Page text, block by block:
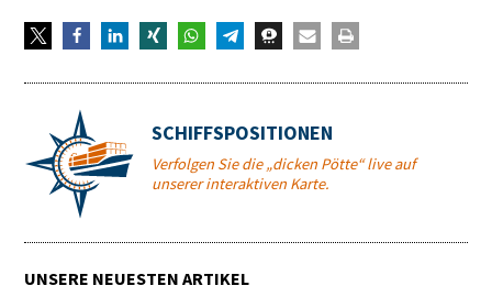
SCHIFFSPOSITIONEN
Verfolgen Sie die „dicken Pötte“ live auf
unserer interaktiven Karte.
UNSERE NEUESTEN ARTIKEL